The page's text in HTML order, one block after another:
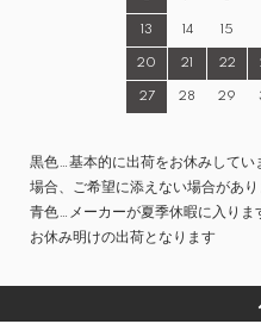
13 14 15
20 21 22
27 28 29
黒色…基本的に出荷をお休みしてい
場合、ご希望に添えない場合があ
青色…メーカーが夏季休暇に入りま
お休み明けの出荷となります